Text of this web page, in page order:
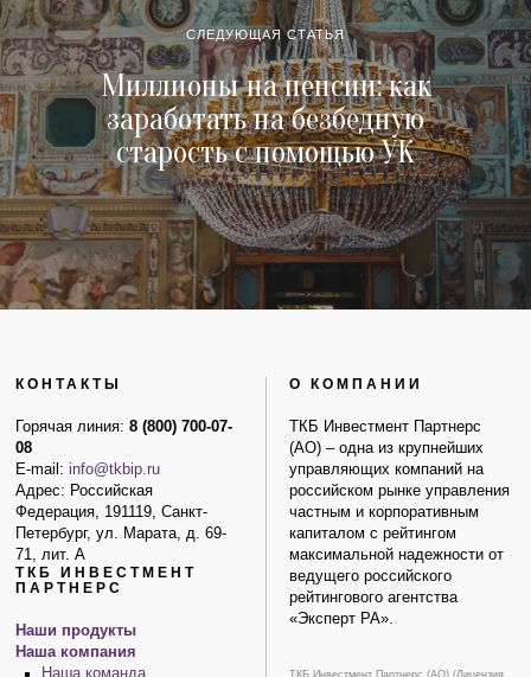
СЛЕДУЮЩАЯ СТАТЬЯ
Миллионы на пенсии: как
заработать на безбедную
старость с помощью УК
КОНТАКТЫ
Горячая линия:8 (800) 700-07-
08
E-mail:info@tkbip.ru
Адрес: Российская
Федерация, 191119, Санкт-
Петербург, ул. Марата, д. 69-
71, лит. А
ТКБ ИНВЕСТМЕНТ
ПАРТНЕРС
Наши продукты
Наша компания
Наша команда
О КОМПАНИИ
ТКБ Инвестмент Партнерс
(АО) – одна из крупнейших
управляющих компаний на
российском рынке управления
частным и корпоративным
капиталом с рейтингом
максимальной надежности от
ведущего российского
рейтингового агентства
«Эксперт РА».
ТКБ Инвестмент Партнерс (АО) (Лицензия